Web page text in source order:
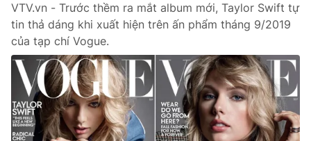
Phim VTV
Hậu trường
Nhân vật
Khán giả
Giải sao mai
Giải trí
Điện ảnh
Âm nhạc
Sao
Đời sống
Du lịch
Làm đẹp
Giáo dục
Tuyển sinh
VTV.vn - Trước thềm ra mắt album mới, Taylor Swift tự
tin thả dáng khi xuất hiện trên ấn phẩm tháng 9/2019
của tạp chí Vogue.